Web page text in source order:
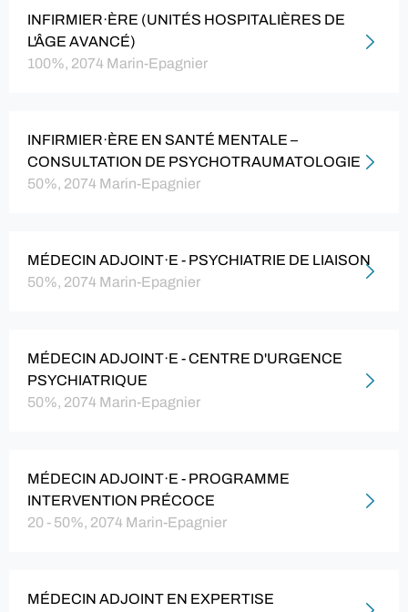
INFIRMIER·ÈRE (UNITÉS HOSPITALIÈRES DE
L'ÂGE AVANCÉ)
100%, 2074 Marin-Epagnier
INFIRMIER·ÈRE EN SANTÉ MENTALE –
CONSULTATION DE PSYCHOTRAUMATOLOGIE
50%, 2074 Marin-Epagnier
MÉDECIN ADJOINT·E - PSYCHIATRIE DE LIAISON
50%, 2074 Marin-Epagnier
MÉDECIN ADJOINT·E - CENTRE D'URGENCE
PSYCHIATRIQUE
50%, 2074 Marin-Epagnier
MÉDECIN ADJOINT·E - PROGRAMME
INTERVENTION PRÉCOCE
20 - 50%, 2074 Marin-Epagnier
MÉDECIN ADJOINT EN EXPERTISE